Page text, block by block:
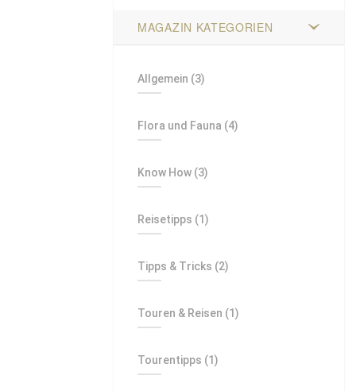
MAGAZIN KATEGORIEN
Allgemein (3)
Flora und Fauna (4)
Know How (3)
Reisetipps (1)
Tipps & Tricks (2)
Touren & Reisen (1)
Tourentipps (1)